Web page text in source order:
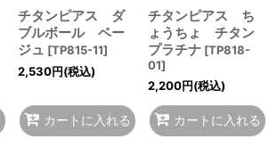
チタンピアス ダ
ブルボール ベー
ジュ [TP815-11]
2,530円(税込)
カートに入れる
チタンピアス ち
ょうちょ チタン
プラチナ [TP818-
01]
2,200円(税込)
カートに入れる